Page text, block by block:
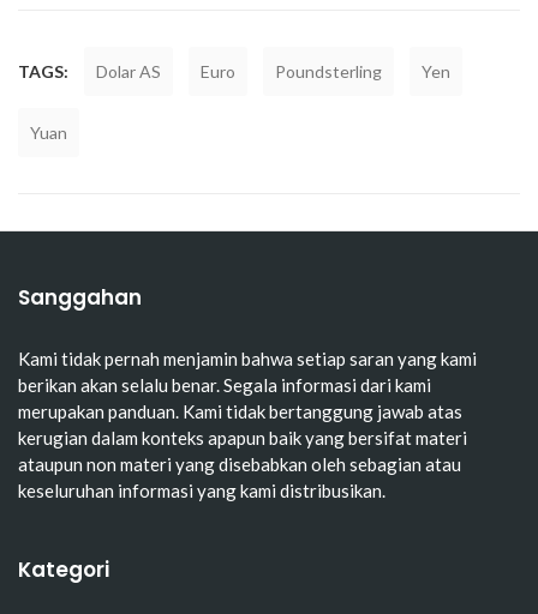
TAGS: Dolar AS Euro Poundsterling Yen
Yuan
Sanggahan
Kami tidak pernah menjamin bahwa setiap saran yang kami
berikan akan selalu benar. Segala informasi dari kami
merupakan panduan. Kami tidak bertanggung jawab atas
kerugian dalam konteks apapun baik yang bersifat materi
ataupun non materi yang disebabkan oleh sebagian atau
keseluruhan informasi yang kami distribusikan.
Kategori